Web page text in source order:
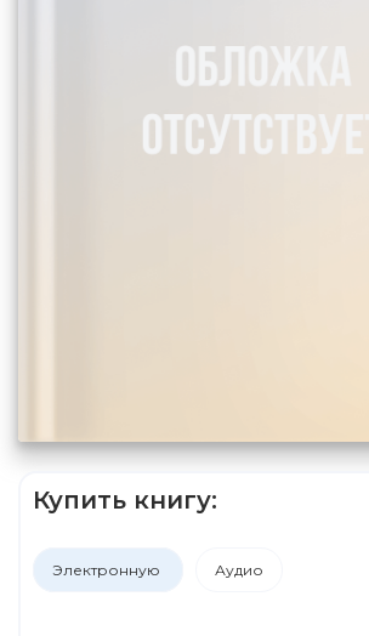
Купить книгу:
Электронную Аудио